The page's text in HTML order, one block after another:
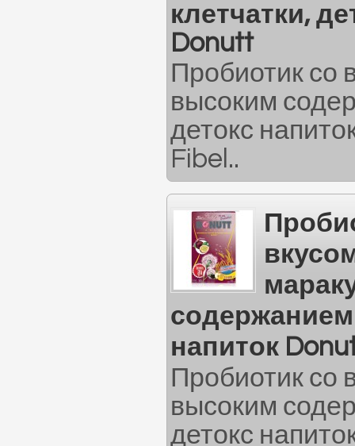
клетчатки,
Donutt
Пробиотик со
высоким
детокс
Fibel..
содержанием
напиток
Пробиотик со
высоким
детокс